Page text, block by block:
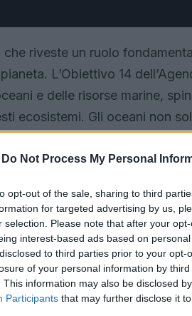
Do Not Process My Personal
opt-out of the sale, sharing to third
for targeted advertising by us,
selection. Please note that after your
interest-based ads based on
to third parties prior to your
of your personal information by
This information may also be disclosed
Participants that may further disclose it
riveste un ruolo
L’Obiettivo 14
e delle risorse marine,
ecosistemi. Gli oceani non
sono anche responsabili di
è quindi cruciale per il